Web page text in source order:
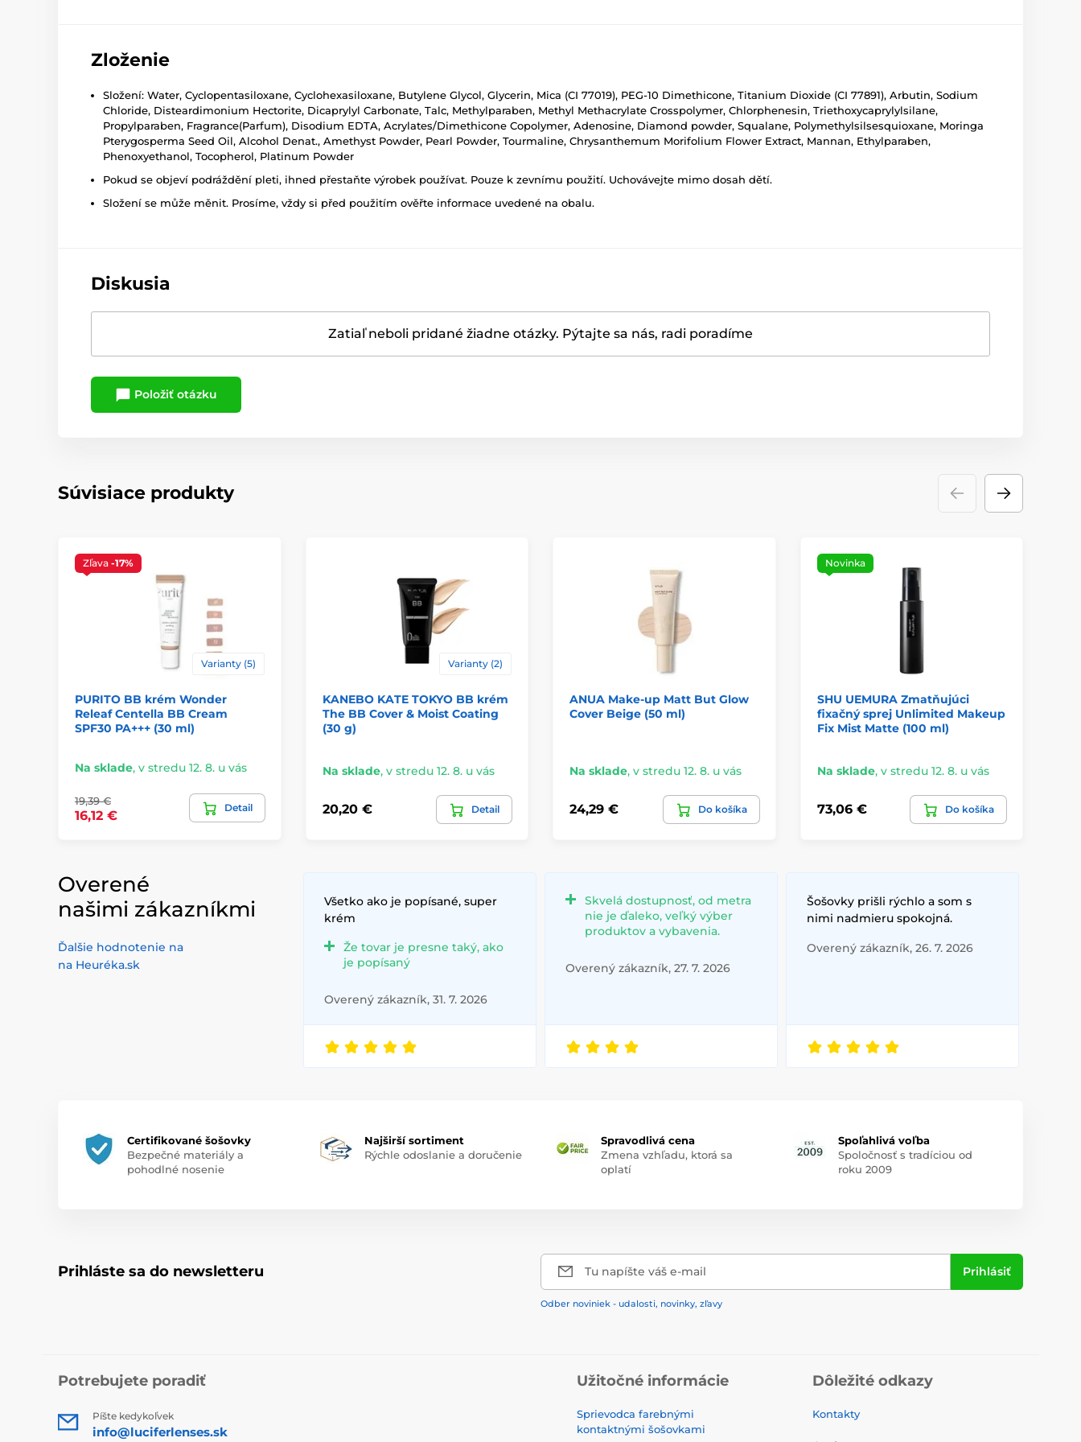
Zloženie
Složení: Water, Cyclopentasiloxane, Cyclohexasiloxane, Butylene Glycol, Glycerin, Mica (CI 77019), PEG-10 Dimethicone, Titanium Dioxide (CI 77891), Arbutin, Sodium
Chloride, Disteardimonium Hectorite, Dicaprylyl Carbonate, Talc, Methylparaben, Methyl Methacrylate Crosspolymer, Chlorphenesin, Triethoxycaprylylsilane,
Propylparaben, Fragrance(Parfum), Disodium EDTA, Acrylates/Dimethicone Copolymer, Adenosine, Diamond powder, Squalane, Polymethylsilsesquioxane, Moringa
Pterygosperma Seed Oil, Alcohol Denat., Amethyst Powder, Pearl Powder, Tourmaline, Chrysanthemum Morifolium Flower Extract, Mannan, Ethylparaben,
Phenoxyethanol, Tocopherol, Platinum Powder
Pokud se objeví podráždění pleti, ihned přestaňte výrobek používat. Pouze k zevnímu použití. Uchovávejte mimo dosah dětí.
Složení se může měnit. Prosíme, vždy si před použitím ověřte informace uvedené na obalu.
Diskusia
Zatiaľ neboli pridané žiadne otázky. Pýtajte sa nás, radi poradíme
Položiť otázku
Súvisiace produkty
Zľava -17%
Varianty (5)
PURITO BB krém Wonder
Releaf Centella BB Cream
SPF30 PA+++ (30 ml)
Na sklade, v stredu 12. 8. u vás
19,39 €
16,12 €
Detail
Varianty (2)
KANEBO KATE TOKYO BB krém
The BB Cover & Moist Coating
(30 g)
Na sklade, v stredu 12. 8. u vás
20,20 € Detail
ANUA Make-up Matt But Glow
Cover Beige (50 ml)
Na sklade, v stredu 12. 8. u vás
24,29 € Do košíka
Novinka
SHU UEMURA Zmatňujúci
fixačný sprej Unlimited Makeup
Fix Mist Matte (100 ml)
Na sklade, v stredu 12. 8. u vás
73,06 € Do košíka
Overené
našimi zákazníkmi
Ďalšie hodnotenie na
na Heuréka.sk
Všetko ako je popísané, super
krém
Že tovar je presne taký, ako
je popísaný
Overený zákazník, 31. 7. 2026
Skvelá dostupnosť, od metra
nie je ďaleko, veľký výber
produktov a vybavenia.
Overený zákazník, 27. 7. 2026
Šošovky prišli rýchlo a som s
nimi nadmieru spokojná.
Overený zákazník, 26. 7. 2026
Certifikované šošovky
Bezpečné materiály a
pohodlné nosenie
Najširší sortiment
Rýchle odoslanie a doručenie
Spravodlivá cena
Zmena vzhľadu, ktorá sa
oplatí
Spoľahlivá voľba
Spoločnosť s tradíciou od
roku 2009
Prihláste sa do newsletteru Tu napíšte váš e-mail Prihlásiť
Odber noviniek - udalosti, novinky, zľavy
Potrebujete poradiť
Píšte kedykoľvek
info@luciferlenses.sk
Užitočné informácie
Sprievodca farebnými
kontaktnými šošovkami
Dôležité odkazy
Kontakty